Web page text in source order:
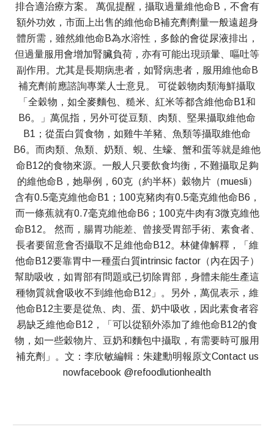
排合適治療方案。 萬侃提醒，攝取過量維他命B，不會有
額外功效，市面上出售的維他命B補充劑劑量一般遠超身
體所需，雖然維他命B為水溶性，多餘的會從尿液排出，
但過量服用會增加腎臟負荷，亦有可能出現頭暈、嘔吐等
副作用。尤其是長期病患者，如腎病患者，服用維他命B
補充劑前應諮詢專業人士意見。 可從穀物肉類海鮮攝取
「全穀物，如全麥麵包、糙米、紅米等都含維他命B1和
B6。」萬侃指，另外可從豆類、肉類、堅果攝取維他命
B1；從蛋白質食物，如雞牛羊豬、魚類等攝取維他命
B6。而肉類、魚類、奶類、蜆、生蠔、蟹和蛋等就是維他
命B12的食物來源。一般人只要飲食均衡，不難攝取足夠
的維他命B，她舉例，60克（約半杯）穀物片（muesli）
含有0.5毫克維他命B1；100克豬肉有0.5毫克維他命B6，
而一條蕉就有0.7毫克維他命B6；100克牛肉有3微克維他
命B12。 然而，腸胃功能差、曾接受胃部手術、素食者、
長者要留意會否攝取不足維他命B12。林健偉解釋，「維
他命B12要靠胃中一種蛋白質intrinsic factor（內在因子）
幫助吸收，如胃部有問題或已切除胃部，身體未能生產這
種物質就會吸收不到維他命B12」。另外，萬侃表示，維
他命B12主要是從魚、肉、蛋、奶中吸收，因此素食者容
易缺乏維他命B12，「可以從額外添加了維他命B12的食
物，如一些穀物片、豆奶和麵包中攝取，有需要時可服用
補充劑」。文：李欣敏編輯：朱建勳明報原文Contact us
nowfacebook @refoodlutionhealth